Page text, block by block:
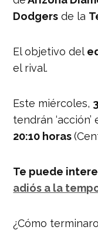
Dodgers de la
El objetivo del
el rival.
Este miércoles,
tendrán ‘acción’
20:10 horas
Te puede
adiós a la
¿Cómo